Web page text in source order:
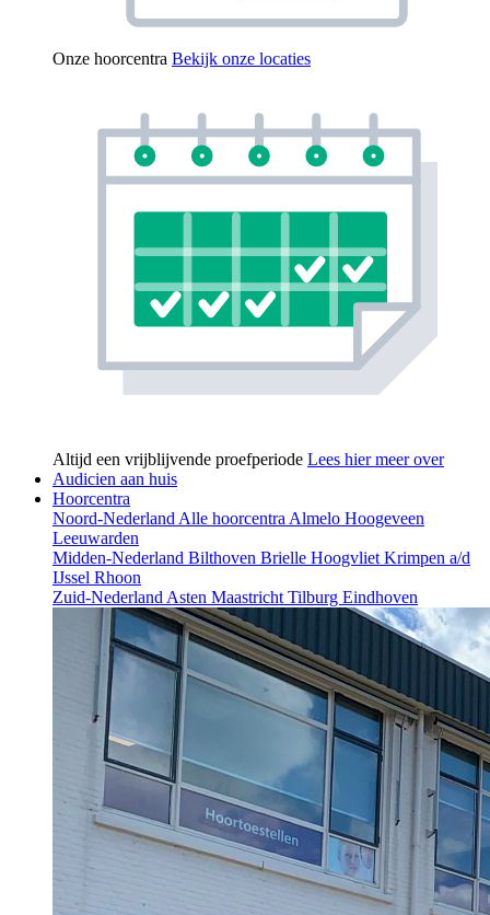
Onze hoorcentra Bekijk onze locaties
Altijd een vrijblijvende proefperiode Lees hier meer over
Audicien aan huis
Hoorcentra
Noord-Nederland Alle hoorcentra Almelo Hoogeveen
Leeuwarden
Midden-Nederland Bilthoven Brielle Hoogvliet Krimpen a/d
IJssel Rhoon
Zuid-Nederland Asten Maastricht Tilburg Eindhoven